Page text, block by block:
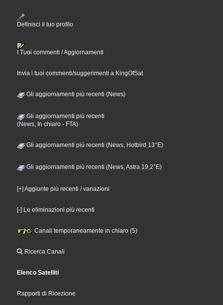
Definisci il tuo profilo
I Tuoi commenti / Aggiornamenti
Invia i tuoi commenti/suggerimenti a KingOfSat
Gli aggiornamenti più recenti (News)
Gli aggiornamenti più recenti
(News, In chiaro - FTA)
Gli aggiornamenti più recenti (News, Hotbird 13°E)
Gli aggiornamenti più recenti (News, Astra 19,2°E)
[+] Aggiunte più recenti / variazioni
[-] Le eliminazioni più recenti
Canali temporaneamente in chiaro (5)
Ricerca Canali
Elenco Satelliti
Rapporti di Ricezione